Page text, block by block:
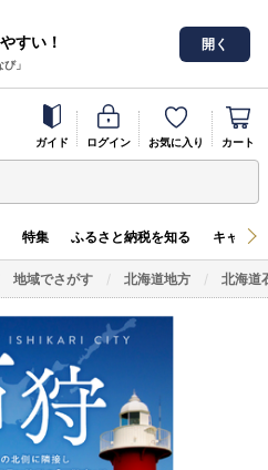
すい！
」
開く
ガイド ログイン お気に入り カート
特集 ふるさと納税を知る キャン
地域でさがす 北海道地方 北海道